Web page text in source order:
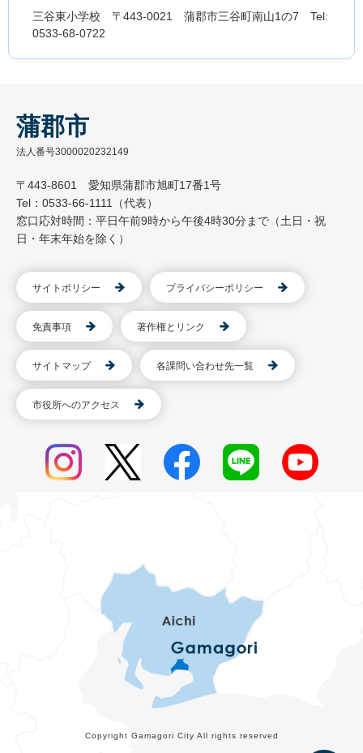
三谷東小学校 〒443-0021 蒲郡市三谷町南山1の7 Tel:
0533-68-0722
蒲郡市
法人番号3000020232149
〒443-8601 愛知県蒲郡市旭町17番1号
Tel：0533-66-1111（代表）
窓口応対時間：平日午前9時から午後4時30分まで（土日・祝
日・年末年始を除く）
サイトポリシー プライバシーポリシー
免責事項 著作権とリンク
サイトマップ 各課問い合わせ先一覧
市役所へのアクセス
Copyright Gamagori City All rights reserved